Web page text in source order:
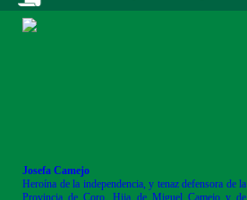
Josefa Camejo
Heroína de la independencia, y tenaz defensora de la
Provincia de Coro. Hija de Miguel Camejo y de